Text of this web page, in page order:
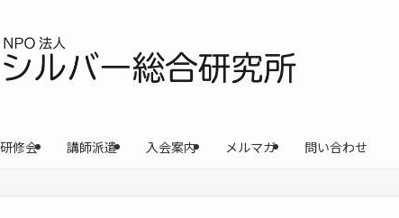
研修会 講師派遣 入会案内 メルマガ 問い合わせ